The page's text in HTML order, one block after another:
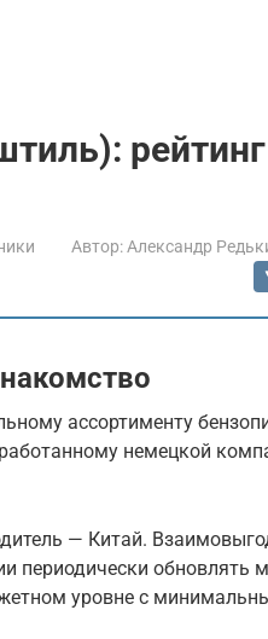
Автор: Александр
ассортименту
немецкой
— Китай.
периодически обновлять
уровне с